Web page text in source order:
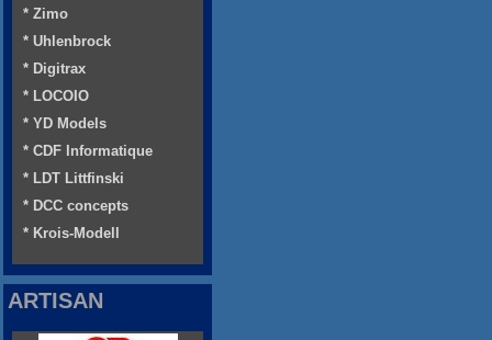
* Zimo
* Uhlenbrock
* Digitrax
* LOCOIO
* YD Models
* CDF Informatique
* LDT Littfinski
* DCC concepts
* Krois-Modell
ARTISAN